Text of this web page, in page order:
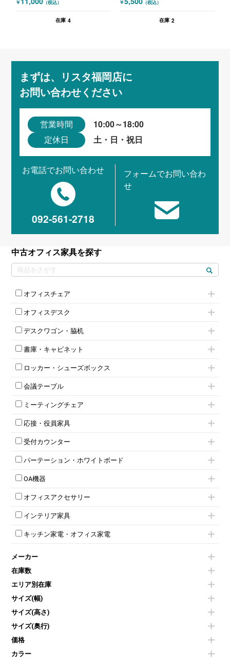
￥ （税込）
在庫 4
ー付 グレー ホワイト
￥ （税込）
在庫 2
まずは、リスタ福岡店に
お問い合わせください
営業時間 10:00～18:00
定休日 土・日・祝日
お電話でお問い合わせ
092-561-2718
フォームでお問い合わ
せ
中古オフィス家具を探す
オフィスチェア
肘付きチェア
肘無しチェア
役員チェア
オフィスチェアその他
オフィスデスク
片袖机
フリーアドレスデスク（ベンチデスク）
昇降デスク
両袖机
デスクワゴン・脇机
インワゴン2段
インワゴン3段
脇机
書庫・キャビネット
ハイキャビネット
ローキャビネット
両開きキャビネット
上下連結キャビネット
軽量ラック（スチールラック）
収納家具その他
両開書庫
ラテラル書庫
ロッカー・シューズボックス
1人用ロッカー
2人用ロッカー
3人用ロッカー
5人用ロッカー
8人用ロッカー
多人数ロッカー
ダイヤル錠ロッカー
ダイヤル錠ロッカー
ワードローブ・クローゼット
会議テーブル
ミーティングテーブル
スタッキングテーブル
ネスティングテーブル
カウンターテーブル
T字脚テーブル
会議テーブルW1200～
会議テーブルW1800～
平行スタックテーブル
会議テーブルその他
ミーティングチェア
キャスター付きミーティングチェア
スタッキングミーティングチェア
テーブル付きミーティングチェア
折りたたみミーティングチェア
ハイチェア
ミーティングチェアその他
応接・役員家具
応接セット
応接ソファ
応接チェア
応接・役員家具その他
受付カウンター
ハイカウンター
ローカウンター
ラウンジカウンター
パーテーション・ホワイトボード
パーテーション
自立タイプパーテーション
パーテーションその他
壁掛けホワイトボード
ホワイトボードその他
OA機器
電話機（ビジネスフォン）
シュレッダー
スクリーン
その他OA機器
オフィスアクセサリー
チェア用台車
演台・講演台・演説台
防音パネル
コートハンガー・ポールハンガー
傘立て
食器棚・キッチンキャビネット
カタログスタンド
オフィスアクセサリーその他
インテリア家具
モールドチェア
ダイニングチェア
カウンターテーブル
センターテーブル・サイドテーブル
ベンチ・スツール
ソファ
シェルフ
ダストボックス（ゴミ箱）
インテリア家具その他
キッチン家電・オフィス家電
冷蔵庫・洗濯機
空気清浄機・加湿器
液晶テレビ・モニター類
エアコン
照明機器
掃除機
季節家電
メーカー
在庫数
エリア別在庫
サイズ(幅)
サイズ(高さ)
サイズ(奥行)
価格
カラー